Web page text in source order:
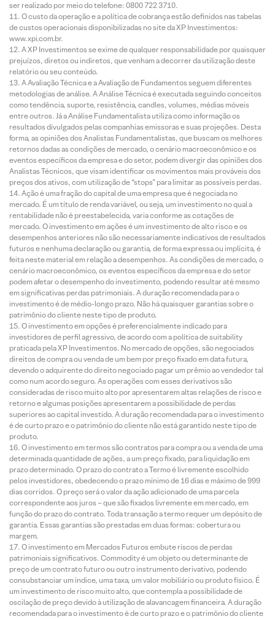
ser realizado por meio do telefone: 0800 722 3710.
O custo da operação e a política de cobrança estão definidos nas tabelas
de custos operacionais disponibilizadas no site da XP Investimentos:
www.xpi.com.br.
A XP Investimentos se exime de qualquer responsabilidade por quaisquer
prejuízos, diretos ou indiretos, que venham a decorrer da utilização deste
relatório ou seu conteúdo.
A Avaliação Técnica e a Avaliação de Fundamentos seguem diferentes
metodologias de análise. A Análise Técnica é executada seguindo conceitos
como tendência, suporte, resistência, candles, volumes, médias móveis
entre outros. Já a Análise Fundamentalista utiliza como informação os
resultados divulgados pelas companhias emissoras e suas projeções. Desta
forma, as opiniões dos Analistas Fundamentalistas, que buscam os melhores
retornos dadas as condições de mercado, o cenário macroeconômico e os
eventos específicos da empresa e do setor, podem divergir das opiniões dos
Analistas Técnicos, que visam identificar os movimentos mais prováveis dos
preços dos ativos, com utilização de “stops” para limitar as possíveis perdas.
Ação é uma fração do capital de uma empresa que é negociada no
mercado. É um título de renda variável, ou seja, um investimento no qual a
rentabilidade não é preestabelecida, varia conforme as cotações de
mercado. O investimento em ações é um investimento de alto risco e os
desempenhos anteriores não são necessariamente indicativos de resultados
futuros e nenhuma declaração ou garantia, de forma expressa ou implícita, é
feita neste material em relação a desempenhos. As condições de mercado, o
cenário macroeconômico, os eventos específicos da empresa e do setor
podem afetar o desempenho do investimento, podendo resultar até mesmo
em significativas perdas patrimoniais. A duração recomendada para o
investimento é de médio-longo prazo. Não há quaisquer garantias sobre o
patrimônio do cliente neste tipo de produto.
O investimento em opções é preferencialmente indicado para
investidores de perfil agressivo, de acordo com a política de suitability
praticada pela XP Investimentos. No mercado de opções, são negociados
direitos de compra ou venda de um bem por preço fixado em data futura,
devendo o adquirente do direito negociado pagar um prêmio ao vendedor tal
como num acordo seguro. As operações com esses derivativos são
consideradas de risco muito alto por apresentarem altas relações de risco e
retorno e algumas posições apresentarem a possibilidade de perdas
superiores ao capital investido. A duração recomendada para o investimento
é de curto prazo e o patrimônio do cliente não está garantido neste tipo de
produto.
O investimento em termos são contratos para compra ou a venda de uma
determinada quantidade de ações, a um preço fixado, para liquidação em
prazo determinado. O prazo do contrato a Termo é livremente escolhido
pelos investidores, obedecendo o prazo mínimo de 16 dias e máximo de 999
dias corridos. O preço será o valor da ação adicionado de uma parcela
correspondente aos juros – que são fixados livremente em mercado, em
função do prazo do contrato. Toda transação a termo requer um depósito de
garantia. Essas garantias são prestadas em duas formas: cobertura ou
margem.
O investimento em Mercados Futuros embute riscos de perdas
patrimoniais significativos. Commodity é um objeto ou determinante de
preço de um contrato futuro ou outro instrumento derivativo, podendo
consubstanciar um índice, uma taxa, um valor mobiliário ou produto físico. É
um investimento de risco muito alto, que contempla a possibilidade de
oscilação de preço devido à utilização de alavancagem financeira. A duração
recomendada para o investimento é de curto prazo e o patrimônio do cliente